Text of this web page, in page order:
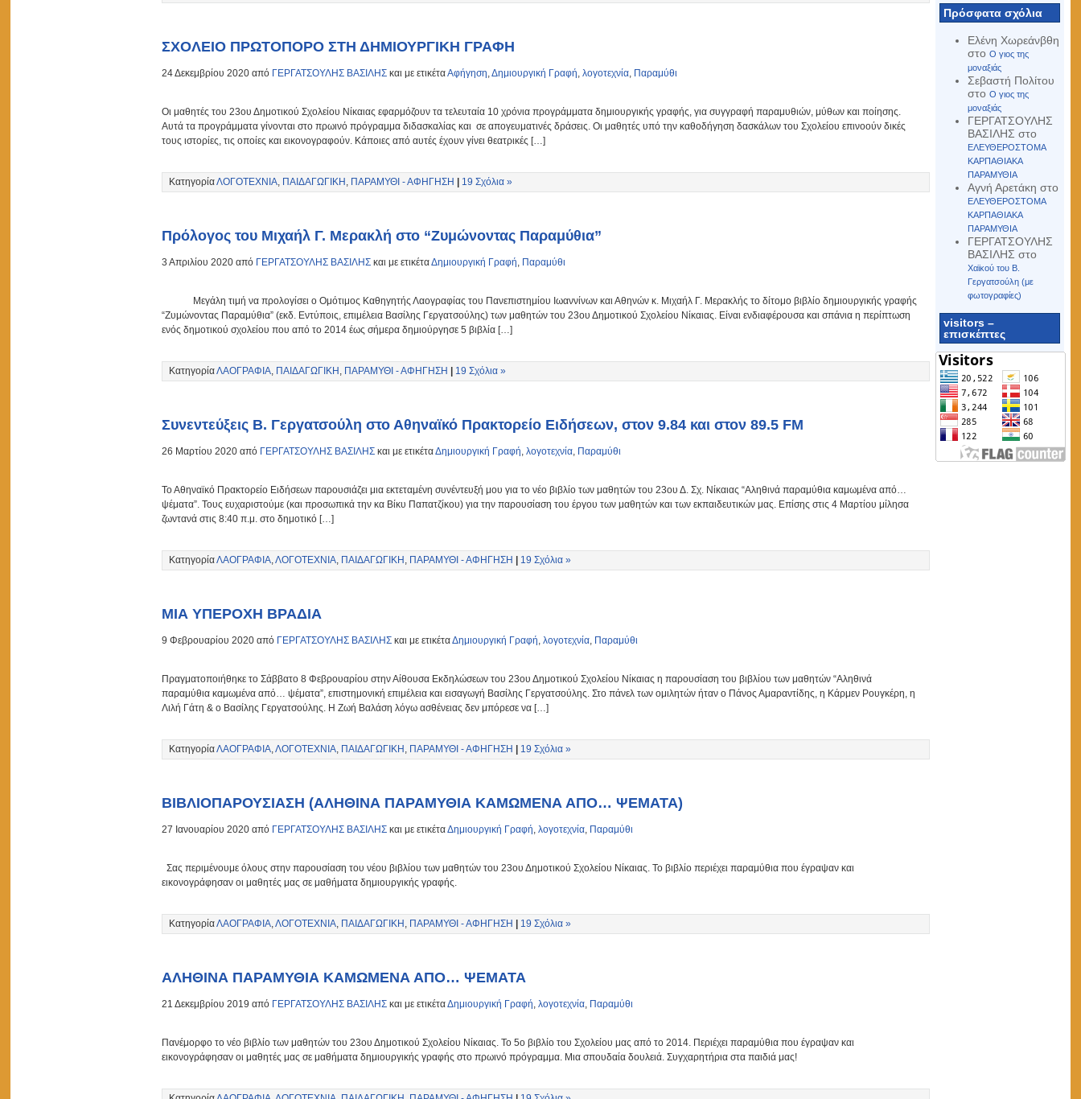
Πρόσφατα σχόλια
Ελένη Χωρεάνβθη
στο Ο γιος της
μοναξιάς
Σεβαστή Πολίτου
στο Ο γιος της
μοναξιάς
ΓΕΡΓΑΤΣΟΥΛΗΣ
ΒΑΣΙΛΗΣ στο
ΕΛΕΥΘΕΡΟΣΤΟΜΑ
ΚΑΡΠΑΘΙΑΚΑ
ΠΑΡΑΜΥΘΙΑ
Αγνή Αρετάκη στο
ΕΛΕΥΘΕΡΟΣΤΟΜΑ
ΚΑΡΠΑΘΙΑΚΑ
ΠΑΡΑΜΥΘΙΑ
ΓΕΡΓΑΤΣΟΥΛΗΣ
ΒΑΣΙΛΗΣ στο
Χαϊκού του Β.
Γεργατσούλη (με
φωτογραφίες)
visitors –
επισκέπτες
ΣΧΟΛΕΙΟ ΠΡΩΤΟΠΟΡΟ ΣΤΗ ΔΗΜΙΟΥΡΓΙΚΗ ΓΡΑΦΗ
24 Δεκεμβρίου 2020 από ΓΕΡΓΑΤΣΟΥΛΗΣ ΒΑΣΙΛΗΣ και με ετικέταΑφήγηση,Δημιουργική Γραφή,λογοτεχνία, Παραμύθι
Οι μαθητές του 23ου Δημοτικού Σχολείου Νίκαιας εφαρμόζουν τα τελευταία 10 χρόνια προγράμματα δημιουργικής γραφής, για συγγραφή παραμυθιών, μύθων και ποίησης.
Αυτά τα προγράμματα γίνονται στο πρωινό πρόγραμμα διδασκαλίας και σε απογευματινές δράσεις. Οι μαθητές υπό την καθοδήγηση δασκάλων του Σχολείου επινοούν δικές
τους ιστορίες, τις οποίες και εικονογραφούν. Κάποιες από αυτές έχουν γίνει θεατρικές […]
ΚατηγορίαΛΟΓΟΤΕΧΝΙΑ, ΠΑΙΔΑΓΩΓΙΚΗ , ΠΑΡΑΜΥΘΙ - ΑΦΗΓΗΣΗ 19 Σχόλια »
Πρόλογος του Μιχαήλ Γ. Μερακλή στο “Ζυμώνοντας Παραμύθια”
3 Απριλίου 2020 από ΓΕΡΓΑΤΣΟΥΛΗΣ ΒΑΣΙΛΗΣ και με ετικέταΔημιουργική Γραφή, Παραμύθι
Μεγάλη τιμή να προλογίσει ο Ομότιμος Καθηγητής Λαογραφίας του Πανεπιστημίου Ιωαννίνων και Αθηνών κ. Μιχαήλ Γ. Μερακλής το δίτομο βιβλίο δημιουργικής γραφής
“Ζυμώνοντας Παραμύθια” (εκδ. Εντύποις, επιμέλεια Βασίλης Γεργατσούλης) των μαθητών του 23ου Δημοτικού Σχολείου Νίκαιας. Είναι ενδιαφέρουσα και σπάνια η περίπτωση
ενός δημοτικού σχολείου που από το 2014 έως σήμερα δημιούργησε 5 βιβλία […]
ΚατηγορίαΛΑΟΓΡΑΦΙΑ, ΠΑΙΔΑΓΩΓΙΚΗ , ΠΑΡΑΜΥΘΙ - ΑΦΗΓΗΣΗ 19 Σχόλια »
Συνεντεύξεις Β. Γεργατσούλη στο Αθηναϊκό Πρακτορείο Ειδήσεων, στον 9.84 και στον 89.5 FM
26 Μαρτίου 2020 από ΓΕΡΓΑΤΣΟΥΛΗΣ ΒΑΣΙΛΗΣ και με ετικέταΔημιουργική Γραφή,λογοτεχνία, Παραμύθι
Το Αθηναϊκό Πρακτορείο Ειδήσεων παρουσιάζει μια εκτεταμένη συνέντευξή μου για το νέο βιβλίο των μαθητών του 23ου Δ. Σχ. Νίκαιας “Αληθινά παραμύθια καμωμένα από…
ψέματα”. Τους ευχαριστούμε (και προσωπικά την κα Βίκυ Παπατζίκου) για την παρουσίαση του έργου των μαθητών και των εκπαιδευτικών μας. Επίσης στις 4 Μαρτίου μίλησα
ζωντανά στις 8:40 π.μ. στο δημοτικό […]
ΚατηγορίαΛΑΟΓΡΑΦΙΑ,ΛΟΓΟΤΕΧΝΙΑ, ΠΑΙΔΑΓΩΓΙΚΗ , ΠΑΡΑΜΥΘΙ - ΑΦΗΓΗΣΗ 19 Σχόλια »
ΜΙΑ ΥΠΕΡΟΧΗ ΒΡΑΔΙΑ
9 Φεβρουαρίου 2020 από ΓΕΡΓΑΤΣΟΥΛΗΣ ΒΑΣΙΛΗΣ και με ετικέταΔημιουργική Γραφή,λογοτεχνία, Παραμύθι
Πραγματοποιήθηκε το Σάββατο 8 Φεβρουαρίου στην Αίθουσα Εκδηλώσεων του 23ου Δημοτικού Σχολείου Νίκαιας η παρουσίαση του βιβλίου των μαθητών “Αληθινά
παραμύθια καμωμένα από… ψέματα”, επιστημονική επιμέλεια και εισαγωγή Βασίλης Γεργατσούλης. Στο πάνελ των ομιλητών ήταν ο Πάνος Αμαραντίδης, η Κάρμεν Ρουγκέρη, η
Λιλή Γάτη & ο Βασίλης Γεργατσούλης. Η Ζωή Βαλάση λόγω ασθένειας δεν μπόρεσε να […]
ΚατηγορίαΛΑΟΓΡΑΦΙΑ,ΛΟΓΟΤΕΧΝΙΑ, ΠΑΙΔΑΓΩΓΙΚΗ , ΠΑΡΑΜΥΘΙ - ΑΦΗΓΗΣΗ 19 Σχόλια »
ΒΙΒΛΙΟΠΑΡΟΥΣΙΑΣΗ (ΑΛΗΘΙΝΑ ΠΑΡΑΜΥΘΙΑ ΚΑΜΩΜΕΝΑ ΑΠΟ… ΨΕΜΑΤΑ)
27 Ιανουαρίου 2020 από ΓΕΡΓΑΤΣΟΥΛΗΣ ΒΑΣΙΛΗΣ και με ετικέταΔημιουργική Γραφή,λογοτεχνία, Παραμύθι
Σας περιμένουμε όλους στην παρουσίαση του νέου βιβλίου των μαθητών του 23ου Δημοτικού Σχολείου Νίκαιας. Το βιβλίο περιέχει παραμύθια που έγραψαν και
εικονογράφησαν οι μαθητές μας σε μαθήματα δημιουργικής γραφής.
ΚατηγορίαΛΑΟΓΡΑΦΙΑ,ΛΟΓΟΤΕΧΝΙΑ, ΠΑΙΔΑΓΩΓΙΚΗ , ΠΑΡΑΜΥΘΙ - ΑΦΗΓΗΣΗ 19 Σχόλια »
ΑΛΗΘΙΝΑ ΠΑΡΑΜΥΘΙΑ ΚΑΜΩΜΕΝΑ ΑΠΟ… ΨΕΜΑΤΑ
21 Δεκεμβρίου 2019 από ΓΕΡΓΑΤΣΟΥΛΗΣ ΒΑΣΙΛΗΣ και με ετικέταΔημιουργική Γραφή,λογοτεχνία, Παραμύθι
Πανέμορφο το νέο βιβλίο των μαθητών του 23ου Δημοτικού Σχολείου Νίκαιας. Το 5ο βιβλίο του Σχολείου μας από το 2014. Περιέχει παραμύθια που έγραψαν και
εικονογράφησαν οι μαθητές μας σε μαθήματα δημιουργικής γραφής στο πρωινό πρόγραμμα. Μια σπουδαία δουλειά. Συγχαρητήρια στα παιδιά μας!